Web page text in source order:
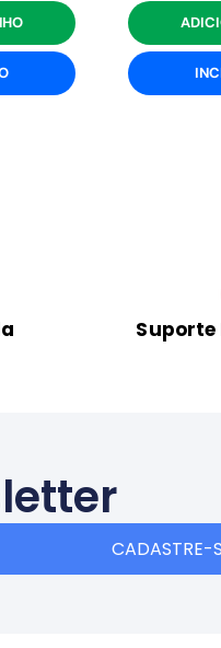
Suporte
CADASTRE-